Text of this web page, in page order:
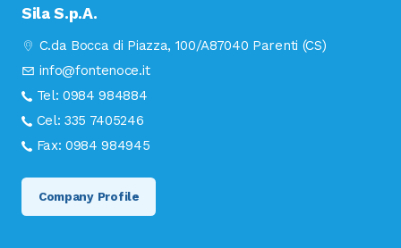
Sila S.p.A.
C.da Bocca di Piazza, 100/A87040 Parenti (CS)
info@fontenoce.it
Tel:0984 984884
Cel:335 7405246
Fax:0984 984945
Company Profile